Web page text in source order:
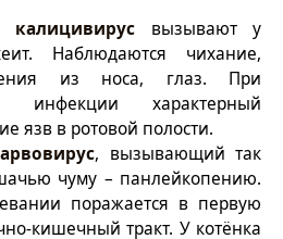
калицивирусвызывают у
Наблюдаются чихание,
из носа, глаз. При
инфекции характерный
язв в ротовой полости.
, вызывающий так
чуму – панлейкопению.
поражается в первую
кишечный тракт. У котёнка